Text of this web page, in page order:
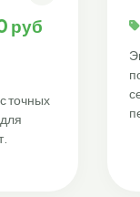
руб
точных